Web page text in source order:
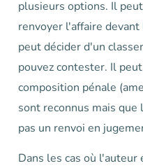
plusieurs options. Il
renvoyer l'affaire
peut décider d'un
pouvez contester. Il
composition pénale
sont reconnus mais
pas un renvoi en
Dans les cas où